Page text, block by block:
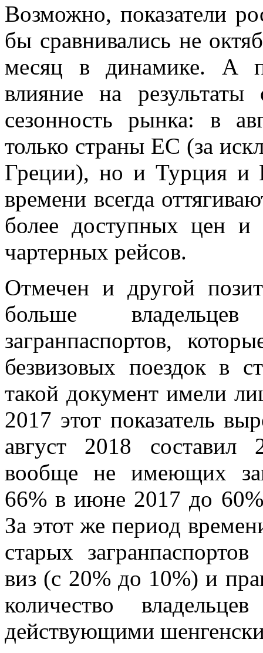
Возможно, показатели
бы сравнивались не
месяц в динамике. А
влияние на результаты
сезонность рынка: в
только страны ЕС (за
Греции), но и Турция и
времени всегда
более доступных цен и
чартерных рейсов.
Отмечен и другой
больше
загранпаспортов,
безвизовых поездок в
такой документ имели
2017 этот показатель
август 2018 составил
вообще не имеющих
66% в июне 2017 до
За этот же период
старых
виз (с 20% до 10%) и
количество
действующими